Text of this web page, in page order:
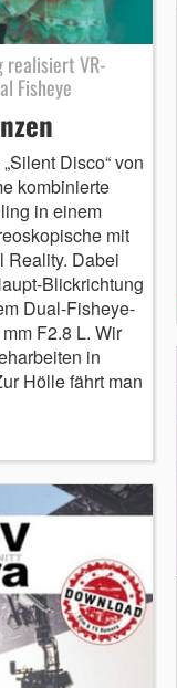
realisiert VR-
Fisheye
Disco“ von
kombinierte
in einem
mit
Reality. Dabei
Blickrichtung
Dual-Fisheye-
F2.8 L. Wir
in
Hölle fährt man